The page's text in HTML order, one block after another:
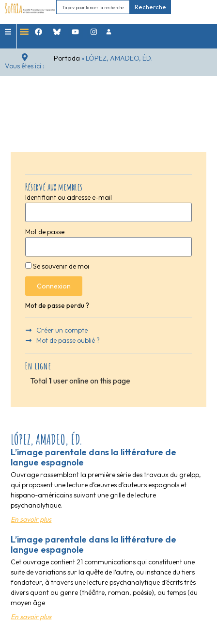
Recherche
Vous êtes ici :
Portada » LÓPEZ, AMADEO, ÉD.
Réservé aux membres
Identifiant ou adresse e-mail
Mot de passe
Se souvenir de moi
Connexion
Mot de passe perdu ?
Créer un compte
Mot de passe oublié ?
En ligne
Total 1 user online on this page
LÓPEZ, AMADEO, ÉD.
L’image parentale dans la littérature de
langue espagnole
Ouvrage rassemblant la première série des travaux du grelpp,
qui proposent une lecture d’œuvres d’auteurs espagnols et
hispano-américains suivant une grille de lecture
psychanalytique.
En savoir plus
L’image parentale dans la littérature de
langue espagnole
Cet ouvrage contient 21 communications qui constituent une
suite de variations sur la quête de l’autre, ou instance du tiers
fondateur, à travers une lecture psychanalytique d’écrits très
divers quant au genre (théâtre, roman, poésie), au temps (du
moyen âge
En savoir plus